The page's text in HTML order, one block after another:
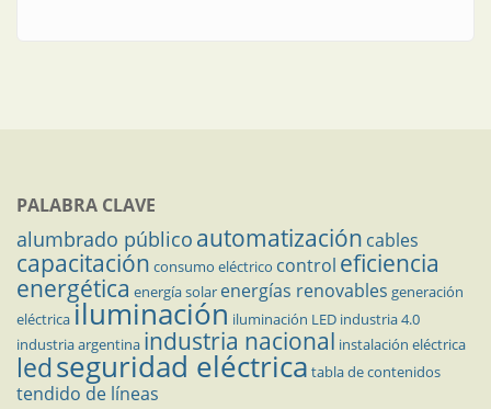
PALABRA CLAVE
alumbrado público automatización cables
capacitación consumo eléctrico control eficiencia
energética energía solar energías renovables generación
eléctricailuminación iluminación LED industria 4.0
industria argentina industria nacional instalación eléctrica
ledseguridad eléctrica tabla de contenidos
tendido de líneas